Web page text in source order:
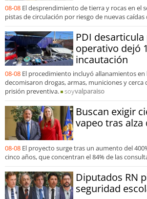
08-08 El desprendimiento de tierra y rocas en el
pistas de circulación por riesgo de nuevas
PDI
operativo dejó
incautación
08-08 El procedimiento incluyó allanamientos
decomisaron drogas, armas, municiones y
prisión preventiva.
soyvalparaiso
Buscan exigir
vapeo tras
08-08 El proyecto surge tras un aumento del
cinco años, que concentran el 84% de las
Diputados RN
seguridad